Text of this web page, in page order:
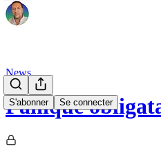
S'abonner Se connecter
News
Panique